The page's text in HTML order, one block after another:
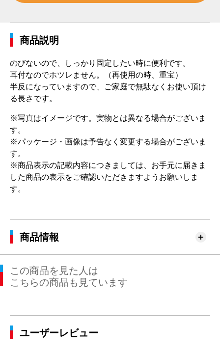
商品説明
のびないので、しっかり固定したい時に便利です。
耳付なのでホツレません。（再使用の時、重宝）
半反になっていますので、ご家庭で無駄なくお使い頂け
る長さです。
※写真はイメージです。実物とは異なる場合がございま
す。
※パッケージ・画像は予告なく変更する場合がございま
す。
※商品表示の記載内容につきましては、お手元に届きま
した商品の表示をご確認いただきますようお願いしま
す。
商品情報
この商品を見た人は
こちらの商品も見ています
ユーザーレビュー